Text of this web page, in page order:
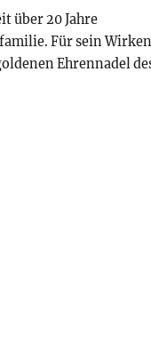
über 20 Jahre
Für sein Wirken
Ehrennadel